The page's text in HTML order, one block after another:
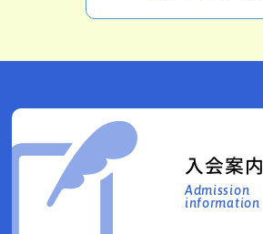
入会案内
Admission
information